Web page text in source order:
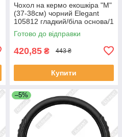
Чохол на кермо екошкіра "M"
(37-38см) чорний Elegant
105812 гладкий/біла основа/1
шов(10см)
Готово до відправки
420,85 ₴ 443 ₴
Купити
–5%